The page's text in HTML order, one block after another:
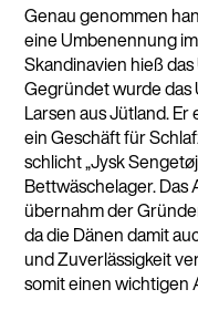
Genau genommen
eine Umbenennung
Skandinavien hieß
Gegründet wurde
Larsen aus Jütland.
ein Geschäft für
schlicht „Jysk
Bettwäschelager. Das
übernahm der
da die Dänen damit
und Zuverlässigkeit
somit einen wichtigen